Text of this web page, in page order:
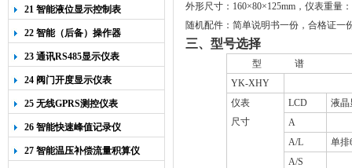
21 智能液位显示控制表
22 智能（后备）操作器
23 通讯RS485显示仪表
24 阀门开度显示仪表
25 无线GPRS测控仪表
26 智能快速峰值记录仪
27 智能温压补偿流量积算仪
外形尺寸： 160×80×125mm ，仪表重量：
随机配件：简单说明书一份，合格证一
三、型号选择
型
谱
YK-XHY
仪表
尺寸
LCD
液晶
A
A/L
单排
A/S